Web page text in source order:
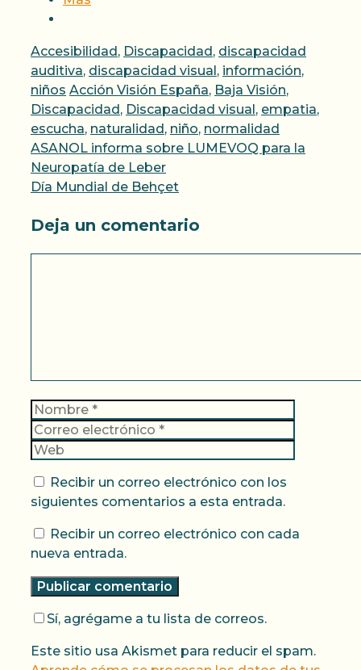
Categorías
Accesibilidad, Discapacidad, discapacidad
auditiva, discapacidad visual, información,
niños Etiquetas
Acción Visión España, Baja Visión,
Discapacidad, Discapacidad visual, empatia,
escucha, naturalidad, niño, normalidad
ASANOL informa sobre LUMEVOQ para la
Neuropatía de Leber
Día Mundial de Behçet
Deja un comentario
Nombre
Recibir un correo electrónico con los
siguientes comentarios a esta entrada.
Recibir un correo electrónico con cada
nueva entrada.
Sí, agrégame a tu lista de correos.
Este sitio usa Akismet para reducir el spam.